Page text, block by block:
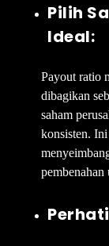
Pilih
Ideal:
Payout ratio
dibagikan
saham
konsisten. Ini
pembenahan